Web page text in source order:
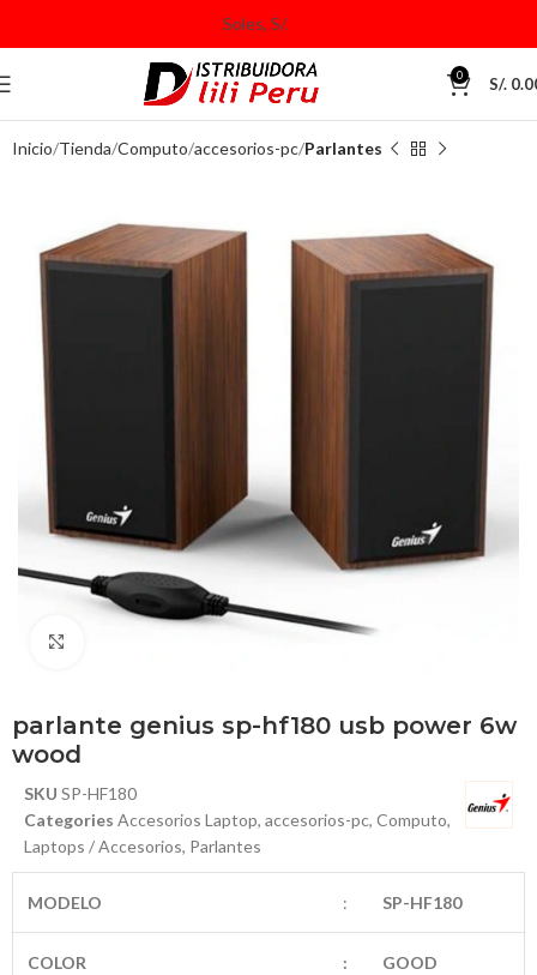
0 S/.
Inicio Tienda Computo accesorios-pc Parlantes
parlante genius sp-hf180 usb power 6w
wood
SKU SP-HF180
Categories Accesorios Laptop, accesorios-pc, Computo,
Laptops / Accesorios, Parlantes
MODELO : SP-HF180
COLOR : GOOD